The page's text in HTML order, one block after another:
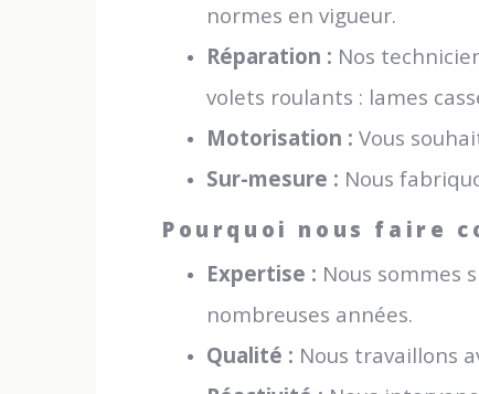
normes en vigueur.
Réparation : Nos
volets roulants : lames
Motorisation : Vous
Sur-mesure : Nous
Pourquoi nous faire
Expertise : Nous sommes
nombreuses années.
Qualité : Nous travaillons